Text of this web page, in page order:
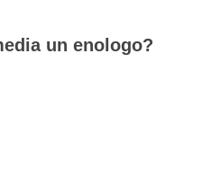
un enologo?